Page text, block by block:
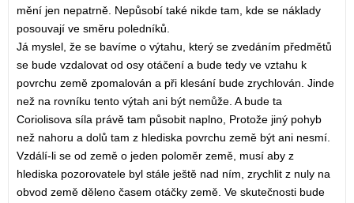
mění jen nepatrně. Nepůsobí také nikde tam, kde se náklady
posouvají ve směru poledníků.
Já myslel, že se bavíme o výtahu, který se zvedáním předmětů
se bude vzdalovat od osy otáčení a bude tedy ve vztahu k
povrchu země zpomalován a při klesání bude zrychlován. Jinde
než na rovníku tento výtah ani být nemůže. A bude ta
Coriolisova síla právě tam působit naplno, Protože jiný pohyb
než nahoru a dolů tam z hlediska povrchu země být ani nesmí.
Vzdálí-li se od země o jeden poloměr země, musí aby z
hlediska pozorovatele byl stále ještě nad ním, zrychlit z nuly na
obvod země děleno časem otáčky země. Ve skutečnosti bude